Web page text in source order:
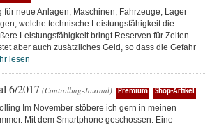
für neue Anlagen, Maschinen, Fahrzeuge, Lager
welche technische Leistungsfähigkeit die
Leistungsfähigkeit bringt Reserven für Zeiten
aber auch zusätzliches Geld, so dass die Gefahr
lesen
6/2017 (Controlling-Journal) Premium Shop-Artikel
Im November stöbere ich gern in meinen
Mit dem Smartphone geschossen. Eine